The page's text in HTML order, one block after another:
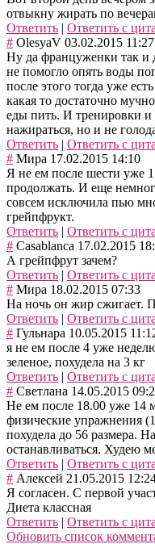
отвыкну жирать по
Ответить | Ответить с
# OlesyaV 03.02.2015 11:27
Ну да француженки так и
не помогло опять воды
после этого тогда уже
какая то достаточно
еды пить. И тренировки и
нажираться, но и не
Ответить | Ответить с
# Мира 17.02.2015 14:10
Я не ем после шести уже
продолжать. И еще
совсем исключила пью
грейпфрукт.
Ответить | Ответить с
# Casablanca 17.02.2015
А грейпфрут зачем?
Ответить | Ответить с
# Мира 18.02.2015 07:33
На ночь он жир сжигает.
Ответить | Ответить с
# Гульнара 10.05.2015
я не ем после 4 уже
зеленое, похудела на 3 кг
Ответить | Ответить с
# Светлана 14.05.2015
Не ем после 18.00 уже 14
физические упражнения
похудела до 56 размера.
останавливаться. Худею
Ответить | Ответить с
# Алексей 21.05.2015
Я согласен. С первой
Диета классная
Ответить | Ответить с
Обновить список